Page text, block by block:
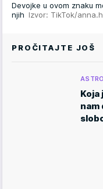
Devojke u ovom znaku
njih Izvor: TikTok/
PROČITAJTE JOŠ
Koja
nam